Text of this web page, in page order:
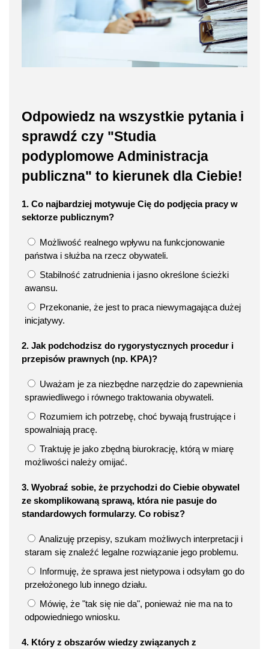
Odpowiedz na wszystkie pytania i
sprawdź czy "Studia
podyplomowe Administracja
publiczna" to kierunek dla Ciebie!
1. Co najbardziej motywuje Cię do podjęcia pracy w
sektorze publicznym?
Możliwość realnego wpływu na funkcjonowanie
państwa i służba na rzecz obywateli.
Stabilność zatrudnienia i jasno określone ścieżki
awansu.
Przekonanie, że jest to praca niewymagająca dużej
inicjatywy.
2. Jak podchodzisz do rygorystycznych procedur i
przepisów prawnych (np. KPA)?
Uważam je za niezbędne narzędzie do zapewnienia
sprawiedliwego i równego traktowania obywateli.
Rozumiem ich potrzebę, choć bywają frustrujące i
spowalniają pracę.
Traktuję je jako zbędną biurokrację, którą w miarę
możliwości należy omijać.
3. Wyobraź sobie, że przychodzi do Ciebie obywatel
ze skomplikowaną sprawą, która nie pasuje do
standardowych formularzy. Co robisz?
Analizuję przepisy, szukam możliwych interpretacji i
staram się znaleźć legalne rozwiązanie jego problemu.
Informuję, że sprawa jest nietypowa i odsyłam go do
przełożonego lub innego działu.
Mówię, że "tak się nie da", ponieważ nie ma na to
odpowiedniego wniosku.
4. Który z obszarów wiedzy związanych z